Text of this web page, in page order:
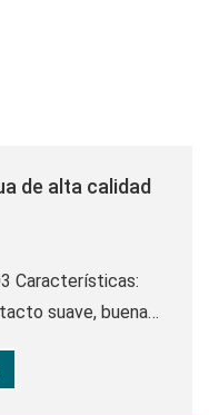
de alta calidad
Características:
suave, buena
utilizar para